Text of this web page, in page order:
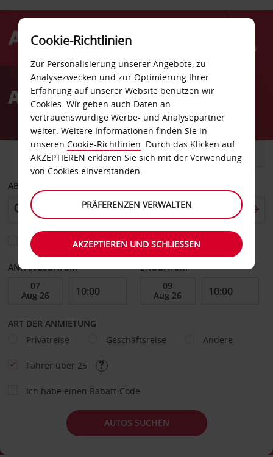
Menü
AvisAutovermietung Roswell
FAHRZEUG TRANSPORTER
ABHOLEN VON
Eine andere Rückgabestation auswählen
ANFANGSDATUM ENDDATUM
ART DER ANMIETUNG
Privatreise
Geschäftsreise Andere
Fahrer über 25
Ich habe einen Rabatt-Code
AUTOS SUCHEN
Cookie-Richtlinien
Zur Personalisierung unserer Angebote, zu
Analysezwecken und zur Optimierung Ihrer
Erfahrung auf unserer Website benutzen wir
Cookies. Wir geben auch Daten an
vertrauenswürdige Werbe- und Analysepartner
weiter. Weitere Informationen finden Sie in
unseren Cookie-Richtlinien. Durch das Klicken auf
AKZEPTIEREN erklären Sie sich mit der Verwendung
von Cookies einverstanden.
PRÄFERENZEN VERWALTEN
AKZEPTIEREN UND SCHLIESSEN